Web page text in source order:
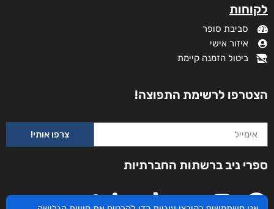
לקוחות
סביבת סופר
איזור אישי
ביטול הזמנה קיימת
הצטרפו לרשימת התפוצה!
צרפו אותי!
ספרי ניב ברשתות החברתיות